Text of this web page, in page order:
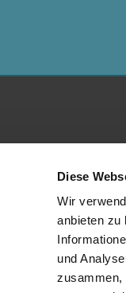
Diese
Wir
anbieten zu
und
zusammen,
Für Unternehmen
Veranstaltungen